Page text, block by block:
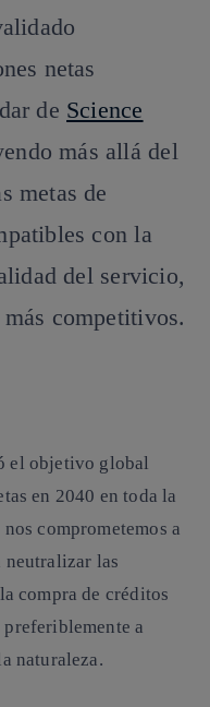
netas
de Science
más allá del
metas de
con la
del servicio,
competitivos.
el objetivo global
en 2040 en toda la
comprometemos a
neutralizar las
compra de créditos
preferiblemente a
naturaleza.